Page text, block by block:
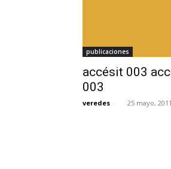
publicaciones
accésit 003
003
veredes - 25 mayo, 2011